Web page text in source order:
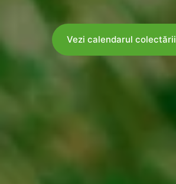
Vezi calendarul colectării